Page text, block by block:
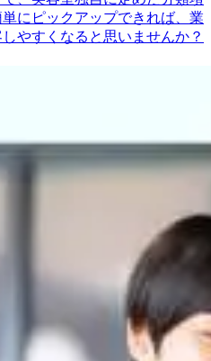
にピックアップできれば、業
やすくなると思いませんか？